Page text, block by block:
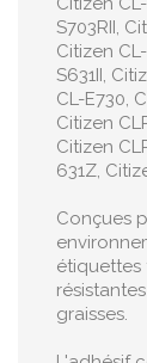
S703RII,
Citizen
S631II,
CL-E730,
Citizen
Citizen
631Z,
Conçues
étiquettes
graisses.